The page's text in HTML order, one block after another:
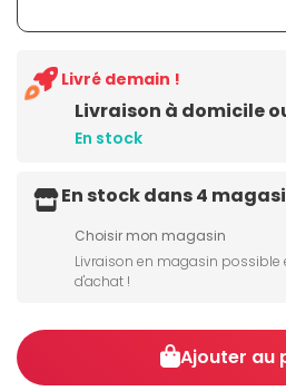
Livraison à domicile
En stock
Livré demain !
En stock dans 4
Choisir mon magasin
Livraison en magasin possible
d'achat !
Ajouter au